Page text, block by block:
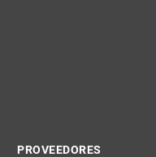
PROVEEDORES